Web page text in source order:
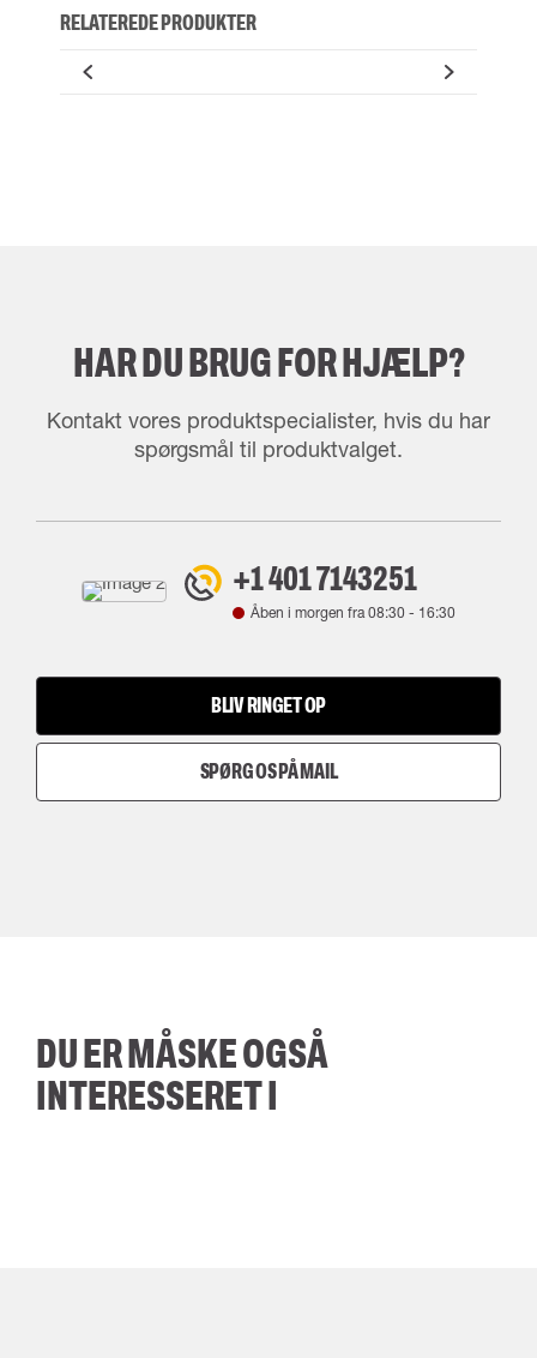
RELATEREDE PRODUKTER
HAR DU BRUG FOR HJÆLP?
Kontakt vores produktspecialister, hvis du har
spørgsmål til produktvalget.
+1 401 7143251
Åben i morgen fra08:30 - 16:30
BLIV RINGET OP
SPØRG OS PÅ MAIL
DU ER MÅSKE OGSÅ
INTERESSERET I